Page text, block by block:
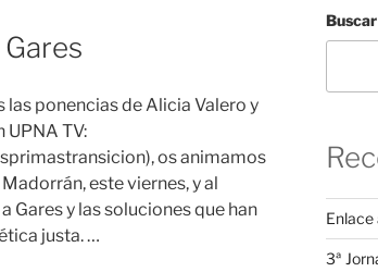
ponencias de Alicia Valero y
TV:
os animamos
este viernes, y al
Gares y las soluciones que han
justa. …
Buscar
Enlace
3ª